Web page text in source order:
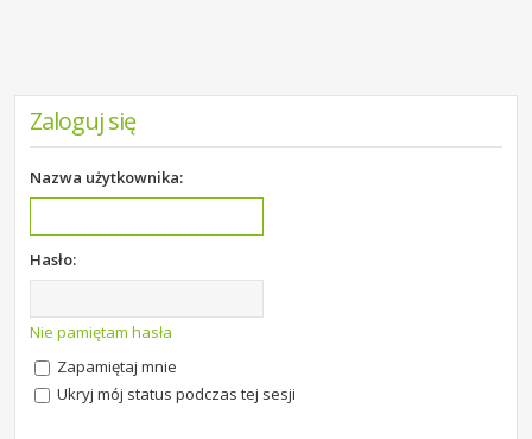
Zaloguj się
Nazwa użytkownika:
Hasło:
Nie pamiętam hasła
Zapamiętaj mnie
Ukryj mój status podczas tej sesji